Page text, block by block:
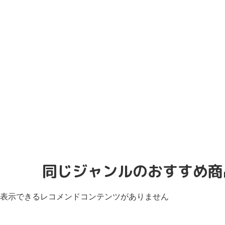
同じジャンルのおすすめ
表示できるレコメンドコンテンツがありません